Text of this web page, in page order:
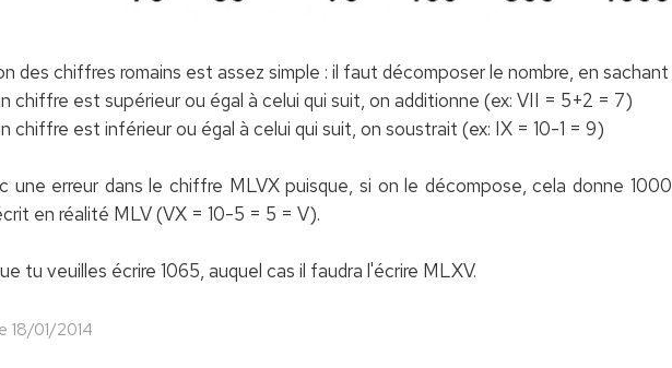
des chiffres romains est assez simple : il faut décomposer le nombre, en sachant
chiffre est supérieur ou égal à celui qui suit, on additionne (ex: VII = 5+2 = 7)
chiffre est inférieur ou égal à celui qui suit, on soustrait (ex: IX = 10-1 = 9)
une erreur dans le chiffre MLVX puisque, si on le décompose, cela donne
en réalité MLV (VX = 10-5 = 5 = V).
tu veuilles écrire 1065, auquel cas il faudra l'écrire MLXV.
18/01/2014